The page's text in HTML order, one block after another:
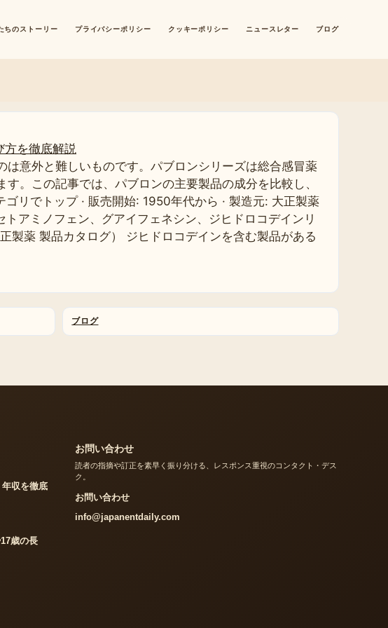
ちのストーリー プライバシーポリシー クッキーポリシー ニュースレター ブログ
方を徹底解説
意外と難しいものです。パブロンシリーズは総合感冒薬
。この記事では、パブロンの主要製品の成分を比較し、
リでトップ · 販売開始: 1950年代から · 製造元: 大正製薬
アミノフェン、グアイフェネシン、ジヒドロコデインリ
製薬 製品カタログ） ジヒドロコデインを含む製品がある
ブログ
年収を徹底
歳の長
お問い合わせ
読者の指摘や訂正を素早く振り分ける、レスポンス重視のコンタクト・デス
ク。
お問い合わせ
info@japanentdaily.com